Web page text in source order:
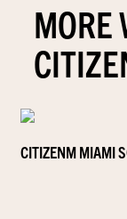
MORE
CITIZENM MIAMI